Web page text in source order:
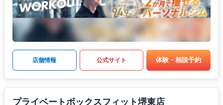
店舗情報 公式サイト 体験・相談予約
プライベートボックスフィット堺東店